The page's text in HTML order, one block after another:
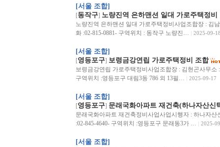
[서울 조합]
[동작구] 노량진역 은하맨션 일대 가로주택정비
노량진역 은하맨션 일대 가로주택정비사업조합장 : 김
화 :02-815-0881- 구역위치 : 동작구 노량진…
2025-09-
[서울 조합]
[영등포구] 보령금강연립 가로주택정비 조합
보령금강연립 가로주택정비사업조합장 : 김현곤사무소
구역위치 :영등포구 대림3동 786 외 13필…
2025-09-17
[서울 조합]
[영등포구] 문래국화아파트 재건축(하나자산신
문래국화아파트 재건축정비사업사업시행자 : 하나자산
:02-845-4640- 구역위치 :영등포구 문래동3가 …
2025-
[서울 조합]